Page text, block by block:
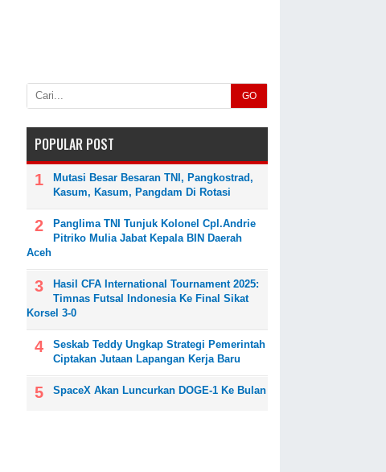
GO
POPULAR POST
Mutasi Besar Besaran TNI, Pangkostrad,
Kasum, Kasum, Pangdam Di Rotasi
Panglima TNI Tunjuk Kolonel Cpl.Andrie
Pitriko Mulia Jabat Kepala BIN Daerah
Aceh
Hasil CFA International Tournament 2025:
Timnas Futsal Indonesia Ke Final Sikat
Korsel 3-0
Seskab Teddy Ungkap Strategi Pemerintah
Ciptakan Jutaan Lapangan Kerja Baru
SpaceX Akan Luncurkan DOGE-1 Ke Bulan